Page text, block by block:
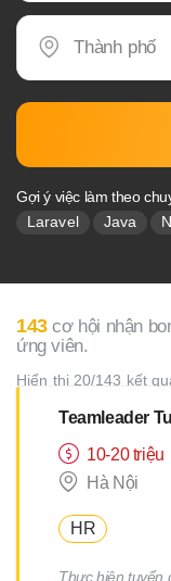
Gợi ý việc làm theo
Laravel Java
143cơ hội nhận
ứng viên.
Hiển thị 20/143 kết
10-20 triệu
Hà Nội
HR
Thực hiện tuyển